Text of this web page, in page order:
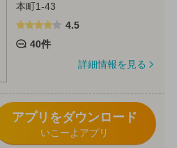
本町1-43
4.5
40件
詳細情報を見る
アプリをダウンロード
いこーよアプリ